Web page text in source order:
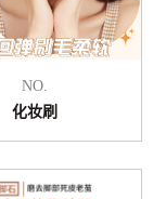
NO.
化妆刷